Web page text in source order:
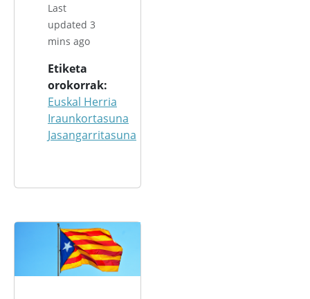
Last
updated 3
mins ago
Etiketa
orokorrak
Euskal Herria
Iraunkortasuna
Jasangarritasuna